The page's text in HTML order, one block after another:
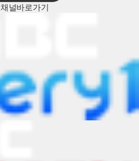
채널바로가기